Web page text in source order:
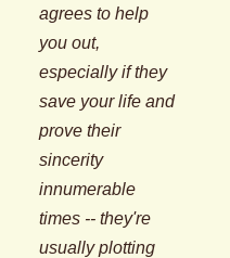
agrees to help
you out,
especially if they
save your life and
prove their
sincerity
innumerable
times -- they're
usually plotting